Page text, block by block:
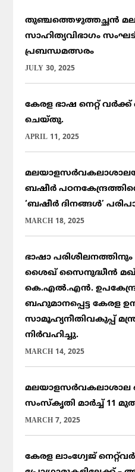
തുഞ്ചത്തെഴുത്തച്ഛൻ
സാഹിത്യവിഭാഗം
പ്രബന്ധമത്സരം
JULY 30, 2025
കേരള ഭാഷ നെറ്റ്
ചെയ്തു.
APRIL 11, 2025
ബഷീർ
‘ബഷീർ ദിനങ്ങൾ’
MARCH 18, 2025
ഭാഷാ
ശൈഖ് സൈനുദ്ധീൻ
കെ.എൽ.എൻ.
ബഹുമാനപ്പെട്ട കേരള
സാമൂഹ്യനീതിവകുപ്പ്
നിർവഹിച്ചു.
MARCH 14, 2025
സംസ്കൃതി മാർച്ച് 11
MARCH 7, 2025
കേരള ലാംഗ്വേജ്